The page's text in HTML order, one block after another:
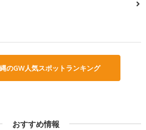
のGW人気スポットランキング
おすすめ情報